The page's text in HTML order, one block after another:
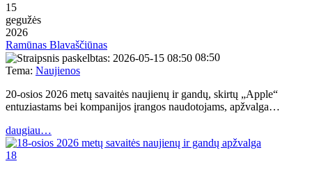
15
gegužės
2026
Ramūnas Blavaščiūnas
08:50
Tema: Naujienos
20-osios 2026 metų savaitės naujienų ir gandų, skirtų „Apple“
entuziastams bei kompanijos įrangos naudotojams, apžvalga…
daugiau…
18